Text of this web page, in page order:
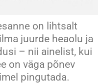
on lihtsalt
juurde heaolu ja
– nii ainelist, kui
on väga põnev
pingutada.